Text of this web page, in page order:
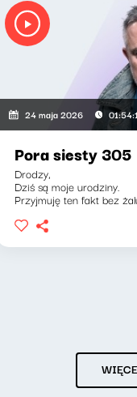
24 maja 2026
Pora siesty 305
Drodzy,
Dziś są moje urodziny.
Przyjmuję ten fakt bez